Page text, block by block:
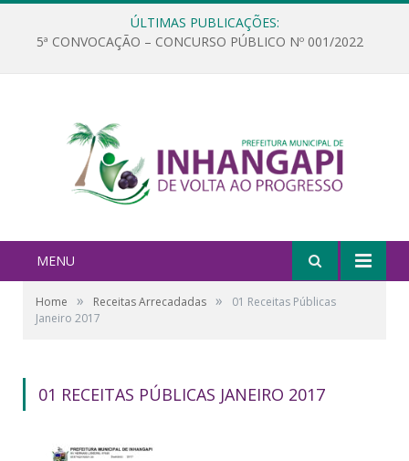
ÚLTIMAS PUBLICAÇÕES:
5ª CONVOCAÇÃO – CONCURSO PÚBLICO Nº 001/2022
MENU
Home » Receitas Arrecadadas »
01 Receitas Públicas
Janeiro 2017
01 RECEITAS PÚBLICAS JANEIRO 2017